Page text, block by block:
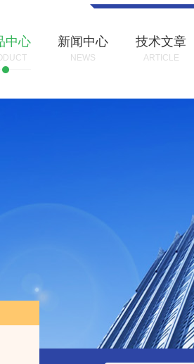
中心 新闻中心
NEWS
技术文章
ARTICLE